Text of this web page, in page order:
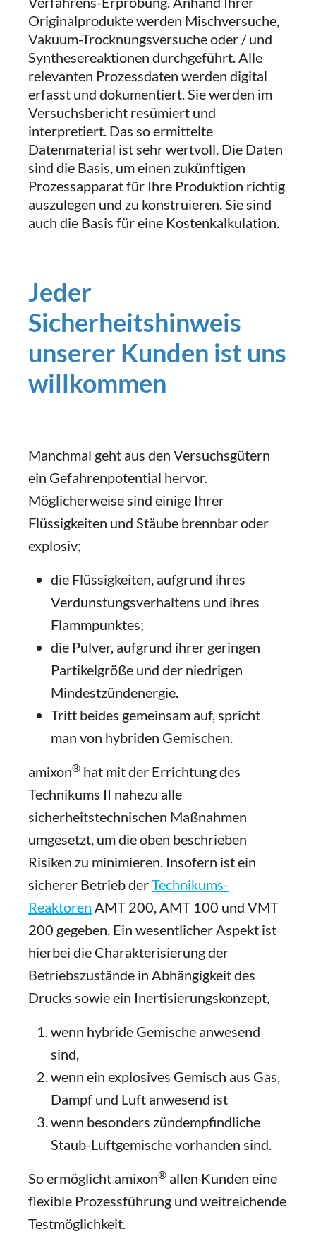
Originalprodukte werden Mischversuche,
Vakuum-Trocknungsversuche oder / und
Synthesereaktionen durchgeführt. Alle
relevanten Prozessdaten werden digital
erfasst und dokumentiert. Sie werden im
Versuchsbericht resümiert und
interpretiert. Das so ermittelte
Datenmaterial ist sehr wertvoll. Die Daten
sind die Basis, um einen zukünftigen
Prozessapparat für Ihre Produktion richtig
auszulegen und zu konstruieren. Sie sind
auch die Basis für eine Kostenkalkulation.
Jeder
Sicherheitshinweis
unserer Kunden ist uns
willkommen
Manchmal geht aus den Versuchsgütern
ein Gefahrenpotential hervor.
Möglicherweise sind einige Ihrer
Flüssigkeiten und Stäube brennbar oder
explosiv;
die Flüssigkeiten, aufgrund ihres
Verdunstungsverhaltens und ihres
Flammpunktes;
die Pulver, aufgrund ihrer geringen
Partikelgröße und der niedrigen
Mindestzündenergie.
Tritt beides gemeinsam auf, spricht
man von hybriden Gemischen.
amixon® hat mit der Errichtung des
Technikums II nahezu alle
sicherheitstechnischen Maßnahmen
umgesetzt, um die oben beschrieben
Risiken zu minimieren. Insofern ist ein
sicherer Betrieb derTechnikums-
Reaktoren AMT 200, AMT 100 und VMT
200 gegeben. Ein wesentlicher Aspekt ist
hierbei die Charakterisierung der
Betriebszustände in Abhängigkeit des
Drucks sowie ein Inertisierungskonzept,
wenn hybride Gemische anwesend
sind,
wenn ein explosives Gemisch aus Gas,
Dampf und Luft anwesend ist
wenn besonders zündempfindliche
Staub-Luftgemische vorhanden sind.
So ermöglicht amixon® allen Kunden eine
flexible Prozessführung und weitreichende
Testmöglichkeit.